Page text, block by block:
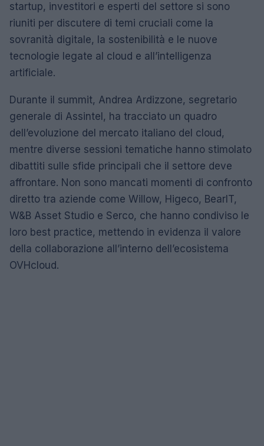
startup, investitori e esperti del settore si sono
riuniti per discutere di temi cruciali come la
sovranità digitale, la sostenibilità e le nuove
tecnologie legate al cloud e all’intelligenza
artificiale.
Durante il summit, Andrea Ardizzone, segretario
generale di Assintel, ha tracciato un quadro
dell’evoluzione del mercato italiano del cloud,
mentre diverse sessioni tematiche hanno stimolato
dibattiti sulle sfide principali che il settore deve
affrontare. Non sono mancati momenti di confronto
diretto tra aziende come Willow, Higeco, BearIT,
W&B Asset Studio e Serco, che hanno condiviso le
loro best practice, mettendo in evidenza il valore
della collaborazione all’interno dell’ecosistema
OVHcloud.